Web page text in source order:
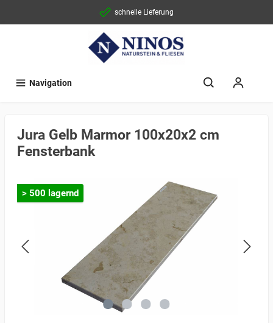
schnelle Lieferung
Navigation
Jura Gelb Marmor 100x20x2 cm
Fensterbank
> 500 lagernd